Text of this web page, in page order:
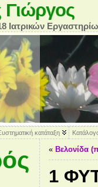
Γιώργος
Ιατρικών
κατάταξη
« Βελονίδα
1